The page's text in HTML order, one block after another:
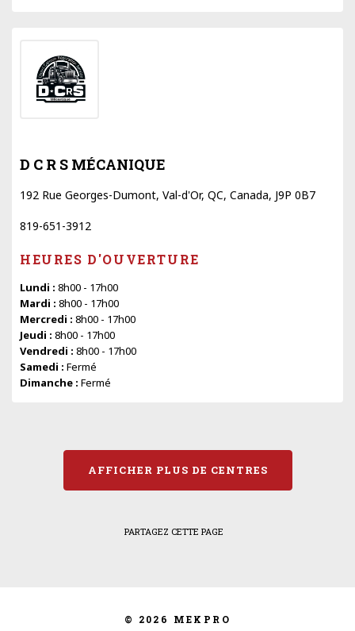
D C R S MÉCANIQUE
192 Rue Georges-Dumont, Val-d'Or, QC, Canada, J9P 0B7
819-651-3912
HEURES D'OUVERTURE
Lundi : 8h00 - 17h00
Mardi : 8h00 - 17h00
Mercredi : 8h00 - 17h00
Jeudi : 8h00 - 17h00
Vendredi : 8h00 - 17h00
Samedi : Fermé
Dimanche : Fermé
AFFICHER PLUS DE CENTRES
PARTAGEZ CETTE PAGE
© 2026 MEKPRO